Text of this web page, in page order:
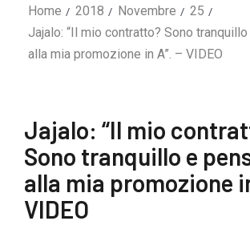
Home 2018 Novembre
25
Jajalo: “Il mio contratto? Sono
alla mia promozione in A”. – VIDEO
Jajalo: “Il mio
Sono tranquillo e
alla mia promozione
VIDEO